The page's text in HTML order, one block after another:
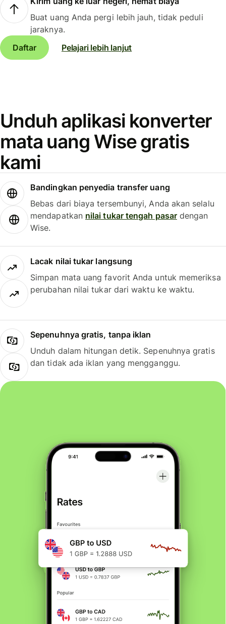
Buat uang Anda pergi lebih jauh, tidak peduli
jaraknya.
Daftar
Pelajari lebih lanjut
Unduh aplikasi konverter
mata uang Wise gratis
kami
Bandingkan penyedia transfer uang
Bebas dari biaya tersembunyi, Anda akan selalu
mendapatkan nilai tukar tengah pasardengan
Wise.
Lacak nilai tukar langsung
Simpan mata uang favorit Anda untuk memeriksa
perubahan nilai tukar dari waktu ke waktu.
Sepenuhnya gratis, tanpa iklan
Unduh dalam hitungan detik. Sepenuhnya gratis
dan tidak ada iklan yang mengganggu.